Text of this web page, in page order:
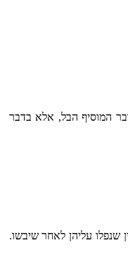
המוסיף הבל, אלא בדבר
שנפלו עליהן לאחר שיבשו.